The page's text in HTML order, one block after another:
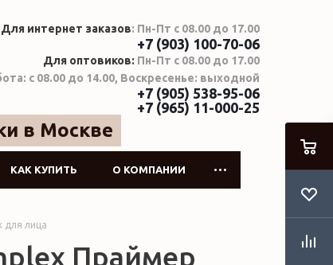
в Москве
Для интернет заказов: Пн-Пт с 08.00 до 17.00
+7 (903) 100-70-06
Для оптовиков: Пн-Пт с 08.00 до 17.00
с 08.00 до 14.00, Воскресенье: выходной
+7 (905) 538-95-06
+7 (965) 11-000-25
КАК КУПИТЬ О КОМПАНИИ
для лица
Праймер